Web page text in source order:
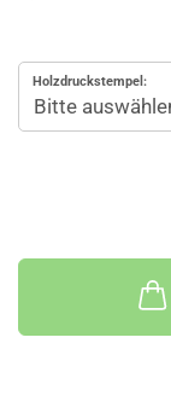
Holzdruckstempel: